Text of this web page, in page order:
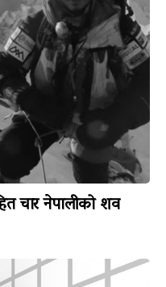
चार नेपालीको शव